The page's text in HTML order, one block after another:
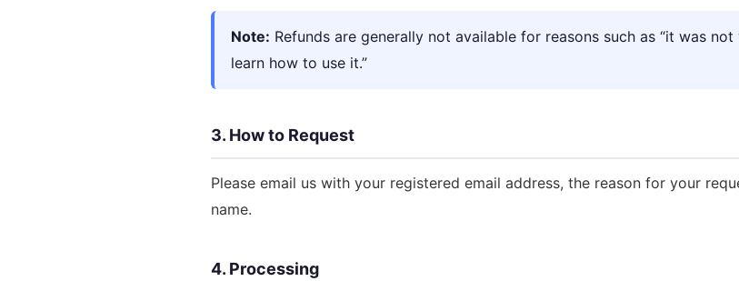
Note: Refunds are generally not available for reasons such as “it was
learn how to use it.”
3. How to Request
Please email us with your registered email address, the reason for your
name.
4. Processing